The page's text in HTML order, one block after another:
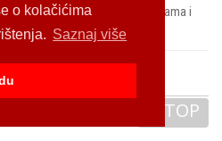
o kolačićima
Saznaj više
s kupanja samo u mudantama i
TOP